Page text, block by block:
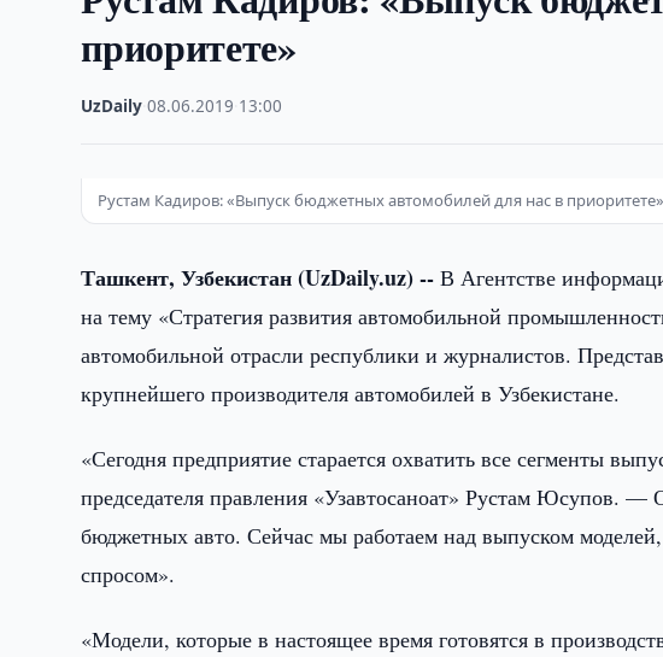
приоритете»
UzDaily ·08.06.2019 13:00
Рустам Кадиров: «Выпуск бюджетных автомобилей для нас в приоритете»
Ташкент, Узбекистан (UzDaily.uz) -- В Агентстве
на тему «Стратегия развития автомобильной
автомобильной отрасли республики и журналистов.
крупнейшего производителя автомобилей в Узбекистане.
«Сегодня предприятие старается охватить все сегменты
председателя правления «Узавтосаноат» Рустам Юсупов. —
бюджетных авто. Сейчас мы работаем над выпуском
спросом».
«Модели, которые в настоящее время готовятся в